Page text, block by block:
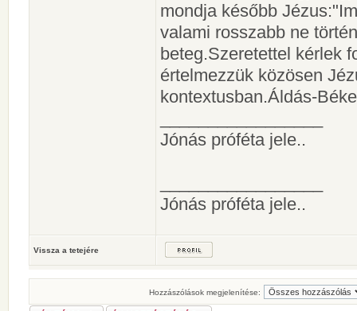
mondja később
valami rosszabb ne
beteg.Szeretettel kérlek
értelmezzük közösen
kontextusban.Áldás-
Jónás próféta jele..
Jónás próféta jele..
Vissza a tetejére
Hozzászólások megjelenítése: